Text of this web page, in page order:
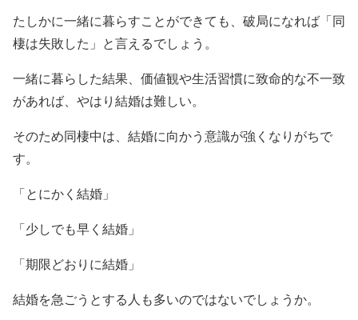
たしかに一緒に暮らすことができても、破局になれば「同
棲は失敗した」と言えるでしょう。
一緒に暮らした結果、価値観や生活習慣に致命的な不一致
があれば、やはり結婚は難しい。
そのため同棲中は、結婚に向かう意識が強くなりがちで
す。
「とにかく結婚」
「少しでも早く結婚」
「期限どおりに結婚」
結婚を急ごうとする人も多いのではないでしょうか。